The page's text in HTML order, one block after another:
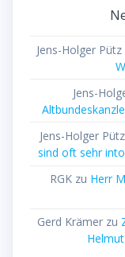
Jens-Holger Pütz
Jens-
Jens-Holger Pütz
sind oft sehr
RGK zu Herr
Gerd Krämer zu